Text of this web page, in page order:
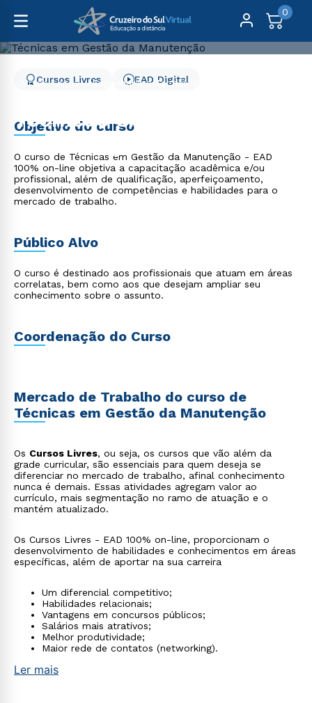
0
Cursos Livres
Engenharia e Tecnologia
Técnicas em Gestão da
Manutenção
Cursos Livres EAD Digital
Objetivo do curso
O curso de Técnicas em Gestão da Manutenção - EAD
100% on-line objetiva a capacitação acadêmica e/ou
profissional, além de qualificação, aperfeiçoamento,
desenvolvimento de competências e habilidades para o
mercado de trabalho.
Público Alvo
O curso é destinado aos profissionais que atuam em áreas
correlatas, bem como aos que desejam ampliar seu
conhecimento sobre o assunto.
Coordenação do Curso
Mercado de Trabalho do curso de
Técnicas em Gestão da Manutenção
Os Cursos Livres, ou seja, os cursos que vão além da
grade curricular, são essenciais para quem deseja se
diferenciar no mercado de trabalho, afinal conhecimento
nunca é demais. Essas atividades agregam valor ao
currículo, mais segmentação no ramo de atuação e o
mantém atualizado.
Os Cursos Livres - EAD 100% on-line, proporcionam o
desenvolvimento de habilidades e conhecimentos em áreas
específicas, além de aportar na sua carreira
Um diferencial competitivo;
Habilidades relacionais;
Vantagens em concursos públicos;
Salários mais atrativos;
Melhor produtividade;
Maior rede de contatos (networking).
Ler mais